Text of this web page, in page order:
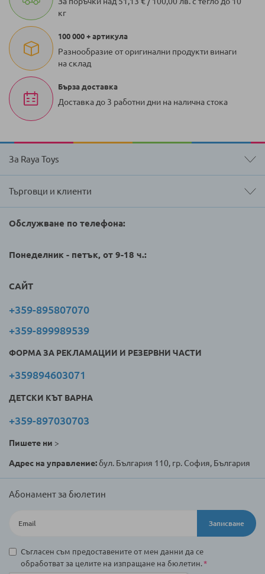
кг
100 000 + артикула
Разнообразие от оригинални продукти винаги
на склад
Бърза доставка
Доставка до 3 работни дни на налична стока
За Raya Toys
Търговци и клиенти
Обслужване по телефона:
Понеделник - петък, от 9-18 ч.:
САЙТ
+359-895807070
+359-899989539
ФОРМА ЗА РЕКЛАМАЦИИ И РЕЗЕРВНИ ЧАСТИ
+359894603071
ДЕТСКИ КЪТ ВАРНА
+359-897030703
Пишете ни >
Адрес на управление:бул. България 110, гр. София, България
Абонамент за бюлетин
Записване
Съгласен съм предоставените от мен данни да се
обработват за целите на изпращане на бюлетин.